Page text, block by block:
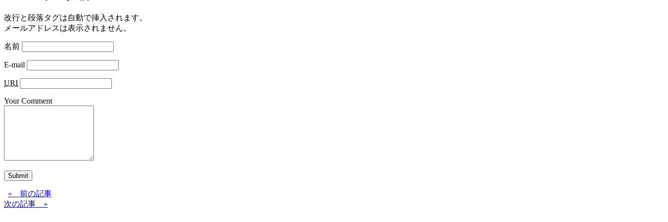
改行と段落タグは自動で挿入されます。
メールアドレスは表示されません。
名前
E-mail
URI
Your Comment
Submit
« 前の記事
次の記事 »